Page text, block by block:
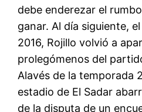
debe enderezar el
ganar. Al día siguiente,
2016, Rojillo volvió a
prolegómenos del
Alavés de la temporada
estadio de El Sadar
de la disputa de un